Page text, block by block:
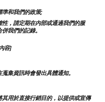
和我們的政策;
，請定期在內部或通過我們的服
我們的記錄。
容]
集資訊時會發出具體通知。
用於直接行銷目的，以提供或宣傳